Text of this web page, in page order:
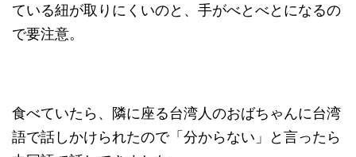
ている紐が取りにくいのと、手がべとべとになるの
で要注意。
食べていたら、隣に座る台湾人のおばちゃんに台湾
語で話しかけられたので「分からない」と言ったら